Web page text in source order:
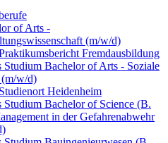
of Arts -
(m/w/d)
Fremdausbildung
Studium Bachelor of Arts - Soziale
w/d)
Studienort Heidenheim
Studium Bachelor of Science (B.
in der Gefahrenabwehr